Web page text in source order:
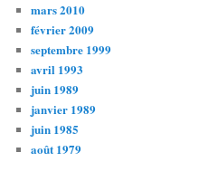
mars 2010
février 2009
septembre 1999
avril 1993
juin 1989
janvier 1989
juin 1985
août 1979